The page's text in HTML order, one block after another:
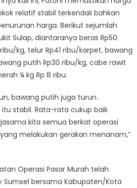
relatif stabil terkendali bahkan
harga. Berikut sejumlah
Sulap, diantaranya beras Rp50
kg, telur Rp41 ribu/karpet, bawang
putih Rp30 ribu/kg, cabe rawit
¼ kg Rp 8 ribu.
bawang putih juga turun.
stabil. Rata-rata cukup baik
kita semua berkat operasi
melakukan gerakan menanam,”
Operasi Pasar Murah telah
Sumsel bersama Kabupaten/Kota